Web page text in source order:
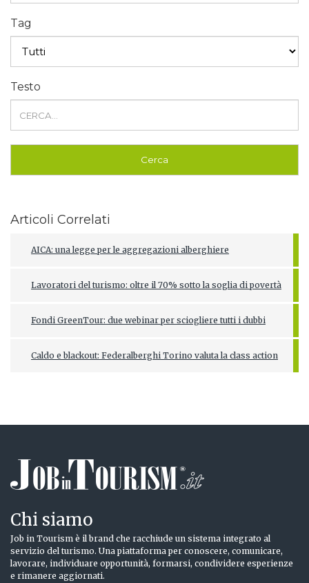
Tag
Testo
Articoli Correlati
AICA: una legge per le aggregazioni alberghiere
Lavoratori del turismo: oltre il 70% sotto la soglia di povertà
Fondi GreenTour: due webinar per sciogliere tutti i dubbi
Caldo e blackout: Federalberghi Torino valuta la class action
Chi siamo
Job in Tourism è il brand che racchiude un sistema integrato al
servizio del turismo. Una piattaforma per conoscere, comunicare,
lavorare, individuare opportunità, formarsi, condividere esperienze
e rimanere aggiornati.